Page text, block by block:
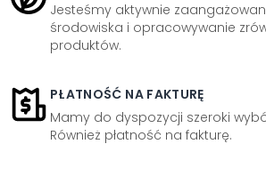
Jesteśmy aktywnie
środowiska i opracowywanie
produktów.
PŁATNOŚĆ NA FAKTURĘ
Mamy do dyspozycji szeroki
Również płatność na fakturę.